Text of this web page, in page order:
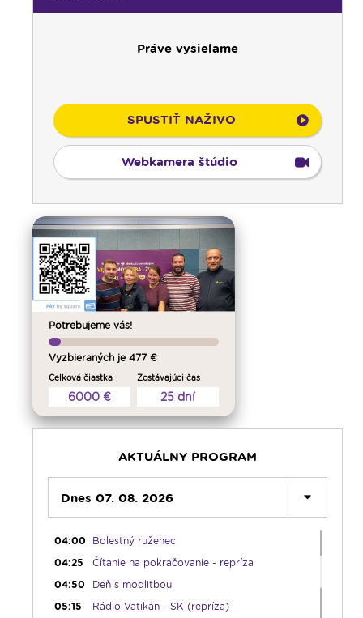
Práve vysielame
SPUSTIŤ NAŽIVO
Webkamera štúdio
Potrebujeme vás!
Vyzbieraných je 477 €
Celková čiastka
6000 €
Zostávajúci čas
25 dní
AKTUÁLNY PROGRAM
Dnes 07. 08. 2026
00:00 Predel do nového dňa
Karmel - repríza
komentár - reprízy
04:00
Bolestný ruženec
04:25
Čítanie na pokračovanie - repríza
04:50
Deň s modlitbou
05:15
Rádio Vatikán - SK (repríza)